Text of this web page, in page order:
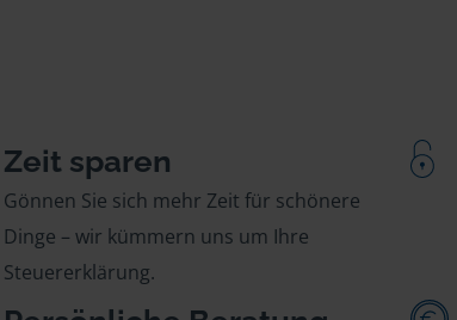
Zeit sparen
Gönnen Sie sich mehr Zeit für schönere
Dinge – wir kümmern uns um Ihre
Steuererklärung.